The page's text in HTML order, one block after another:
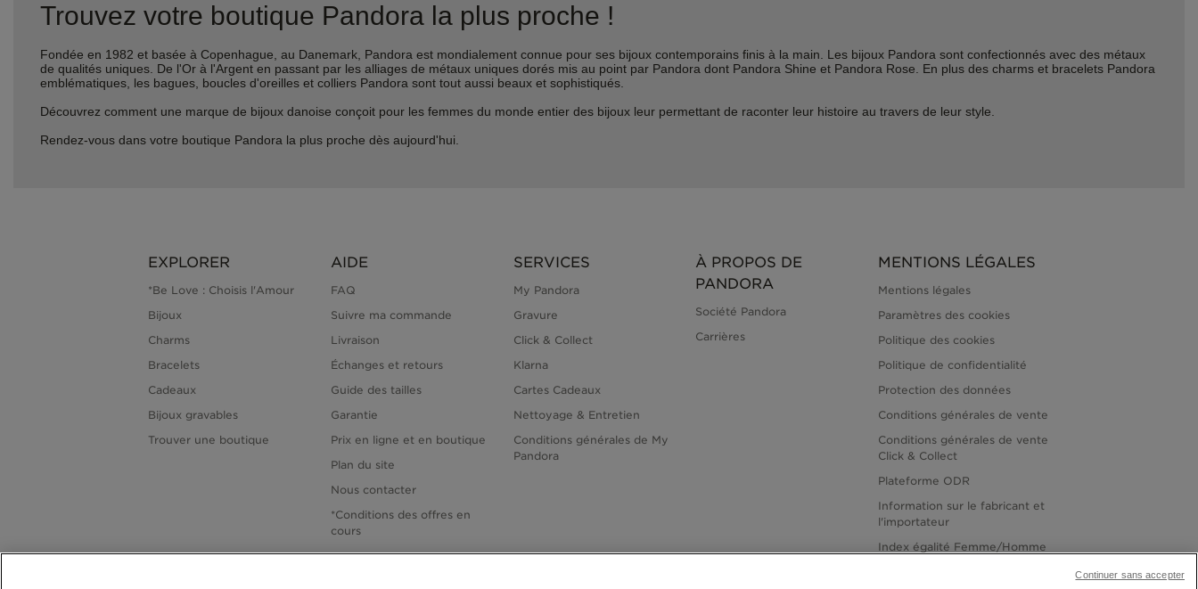
Trouvez votre boutique Pandora la plus proche !
Fondée en 1982 et basée à Copenhague, au Danemark, Pandora est mondialement connue pour ses bijoux contemporains finis à la main. Les bijoux Pandora sont confectionnés avec des métaux
de qualités uniques. De l'Or à l'Argent en passant par les alliages de métaux uniques dorés mis au point par Pandora dont Pandora Shine et Pandora Rose. En plus des charms et bracelets Pandora
emblématiques, les bagues, boucles d'oreilles et colliers Pandora sont tout aussi beaux et sophistiqués.
Découvrez comment une marque de bijoux danoise conçoit pour les femmes du monde entier des bijoux leur permettant de raconter leur histoire au travers de leur style.
Rendez-vous dans votre boutique Pandora la plus proche dès aujourd'hui.
EXPLORER
*Be Love : Choisis l'Amour
Bijoux
Charms
Bracelets
Cadeaux
Bijoux gravables
Trouver une boutique
AIDE
FAQ
Suivre ma commande
Livraison
Échanges et retours
Guide des tailles
Garantie
Prix en ligne et en boutique
Plan du site
Nous contacter
*Conditions des offres en
cours
SERVICES
My Pandora
Gravure
Click & Collect
Klarna
Cartes Cadeaux
Nettoyage & Entretien
Conditions générales de My
Pandora
À PROPOS DE
PANDORA
Société Pandora
Carrières
MENTIONS LÉGALES
Mentions légales
Paramètres des cookies
Politique des cookies
Politique de confidentialité
Protection des données
Conditions générales de vente
Conditions générales de vente
Click & Collect
Plateforme ODR
Information sur le fabricant et
l'importateur
Index égalité Femme/Homme
Continuer sans accepter